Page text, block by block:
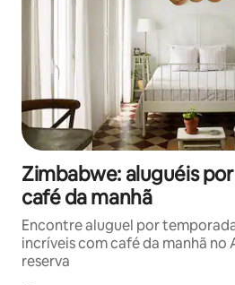
Zimbabwe: aluguéis
café da manhã
Encontre aluguel por
incríveis com café da manhã no
reserva